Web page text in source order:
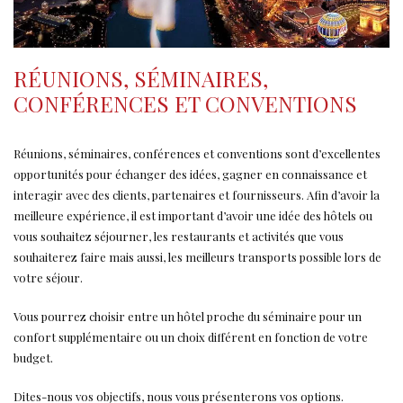
RÉUNIONS, SÉMINAIRES,
CONFÉRENCES ET CONVENTIONS
Réunions, séminaires, conférences et conventions sont d’excellentes
opportunités pour échanger des idées, gagner en connaissance et
interagir avec des clients, partenaires et fournisseurs. Afin d’avoir la
meilleure expérience, il est important d’avoir une idée des hôtels ou
vous souhaitez séjourner, les restaurants et activités que vous
souhaiterez faire mais aussi, les meilleurs transports possible lors de
votre séjour.
Vous pourrez choisir entre un hôtel proche du séminaire pour un
confort supplémentaire ou un choix différent en fonction de votre
budget.
Dites-nous vos objectifs, nous vous présenterons vos options.